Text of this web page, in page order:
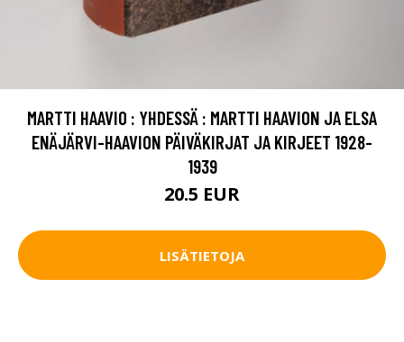
MARTTI HAAVIO : YHDESSÄ : MARTTI HAAVION JA ELSA
ENÄJÄRVI-HAAVION PÄIVÄKIRJAT JA KIRJEET 1928-
1939
20.5 EUR
LISÄTIETOJA